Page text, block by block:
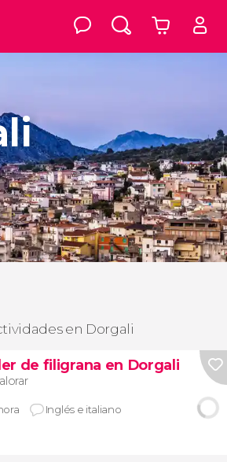
en Dorgali
de filigrana en Dorgali
Inglés e italiano